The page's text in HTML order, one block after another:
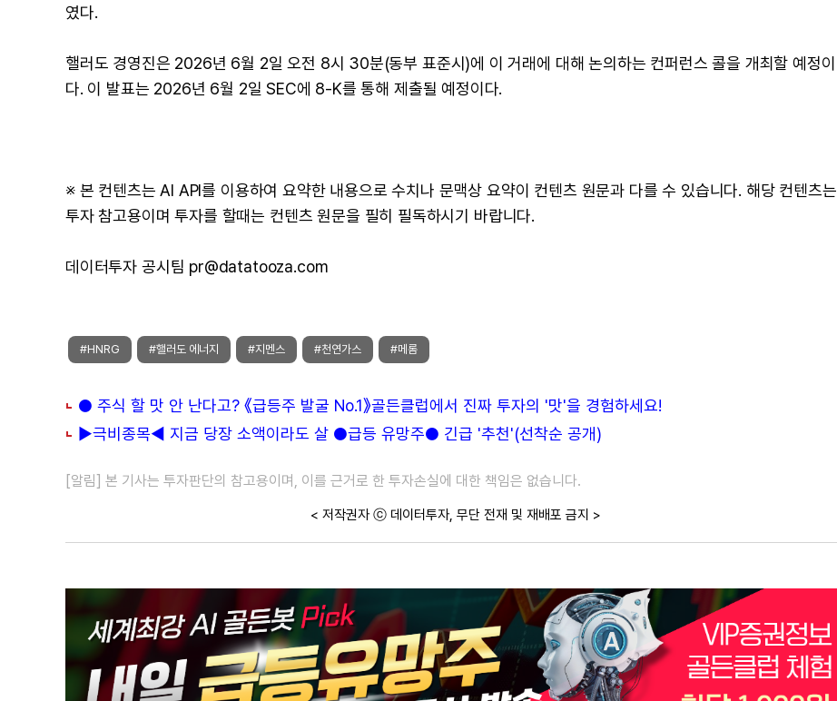
였다.
핼러도 경영진은 2026년 6월 2일 오전 8시 30분(동부 표준시)에 이 거래에 대해 논의하는 컨퍼런스 콜을 개최할 예정이
다. 이 발표는 2026년 6월 2일 SEC에 8-K를 통해 제출될 예정이다.
※ 본 컨텐츠는 AI API를 이용하여 요약한 내용으로 수치나 문맥상 요약이 컨텐츠 원문과 다를 수 있습니다. 해당 컨텐츠는
투자 참고용이며 투자를 할때는 컨텐츠 원문을 필히 필독하시기 바랍니다.
데이터투자 공시팀 pr@datatooza.com
#HNRG #핼러도 에너지 #지멘스 #천연가스 #메롬
● 주식 할 맛 안 난다고? 《급등주 발굴 No.1》골든클럽에서 진짜 투자의 '맛'을 경험하세요!
▶극비종목◀ 지금 당장 소액이라도 살 ●급등 유망주● 긴급 '추천'(선착순 공개)
[알림] 본 기사는 투자판단의 참고용이며, 이를 근거로 한 투자손실에 대한 책임은 없습니다.
< 저작권자 ⓒ 데이터투자, 무단 전재 및 재배포 금지 >